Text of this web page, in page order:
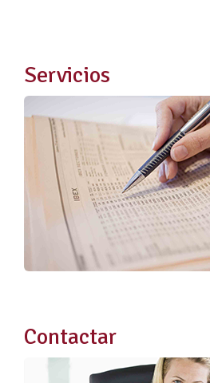
Servicios
Contactar